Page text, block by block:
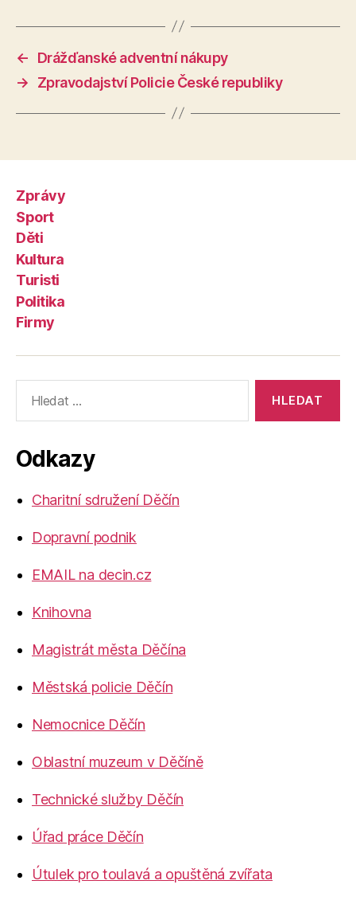
←
Drážďanské adventní nákupy
→
Zpravodajství Policie České republiky
Zprávy
Sport
Děti
Kultura
Turisti
Politika
Firmy
vyhledávání:
Odkazy
Charitní sdružení Děčín
Dopravní podnik
EMAIL na decin.cz
Knihovna
Magistrát města Děčína
Městská policie Děčín
Nemocnice Děčín
Oblastní muzeum v Děčíně
Technické služby Děčín
Úřad práce Děčín
Útulek pro toulavá a opuštěná zvířata